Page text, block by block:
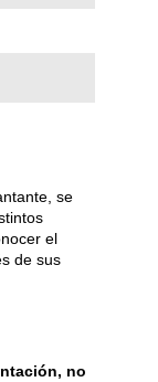
se
el
de sus
no